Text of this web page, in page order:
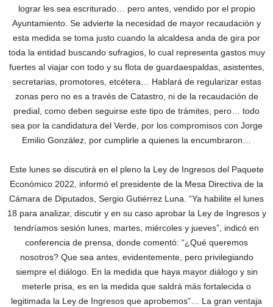
lograr les sea escriturado… pero antes, vendido por el propio
Ayuntamiento. Se advierte la necesidad de mayor recaudación y
esta medida se toma justo cuando la alcaldesa anda de gira por
toda la entidad buscando sufragios, lo cual representa gastos muy
fuertes al viajar con todo y su flota de guardaespaldas, asistentes,
secretarias, promotores, etcétera… Hablará de regularizar estas
zonas pero no es a través de Catastro, ni de la recaudación de
predial, como deben seguirse este tipo de trámites, pero… todo
sea por la candidatura del Verde, por los compromisos con Jorge
Emilio González, por cumplirle a quienes la encumbraron…
Este lunes se discutirá en el pleno la Ley de Ingresos del Paquete
Económico 2022, informó el presidente de la Mesa Directiva de la
Cámara de Diputados, Sergio Gutiérrez Luna. “Ya habilite el lunes
18 para analizar, discutir y en su caso aprobar la Ley de Ingresos y
tendríamos sesión lunes, martes, miércoles y jueves”, indicó en
conferencia de prensa, donde comentó: “¿Qué queremos
nosotros? Que sea antes, evidentemente, pero privilegiando
siempre el diálogo. En la medida que haya mayor diálogo y sin
meterle prisa, es en la medida que saldrá más fortalecida o
legitimada la Ley de Ingresos que aprobemos”… La gran ventaja